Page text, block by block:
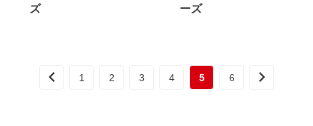
ズ
ーズ
1 2 3 4 5 6